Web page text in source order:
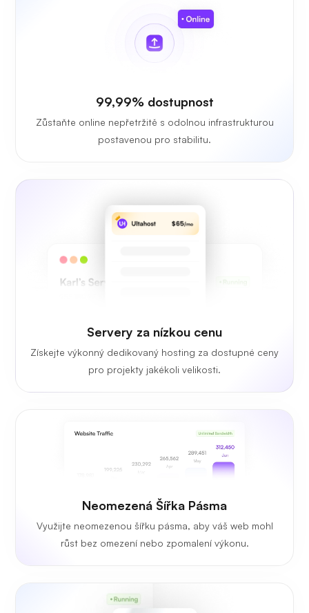
99,99% dostupnost
Zůstaňte online nepřetržitě s odolnou infrastrukturou
postavenou pro stabilitu.
Servery za nízkou cenu
Získejte výkonný dedikovaný hosting za dostupné ceny
pro projekty jakékoli velikosti.
Neomezená Šířka Pásma
Využijte neomezenou šířku pásma, aby váš web mohl
růst bez omezení nebo zpomalení výkonu.